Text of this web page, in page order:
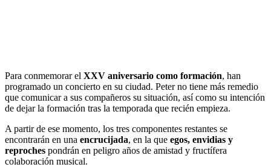
Para conmemorar el XXV aniversario como formación, han
programado un concierto en su ciudad. Peter no tiene más remedio
que comunicar a sus compañeros su situación, así como su intención
de dejar la formación tras la temporada que recién empieza.
A partir de ese momento, los tres componentes restantes se
encontrarán en una encrucijada, en la que egos, envidias y
reproches pondrán en peligro años de amistad y fructífera
colaboración musical.